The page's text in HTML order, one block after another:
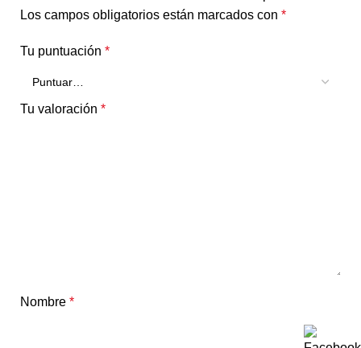
Los campos obligatorios están marcados con *
Tu puntuación *
Tu valoración *
Nombre *